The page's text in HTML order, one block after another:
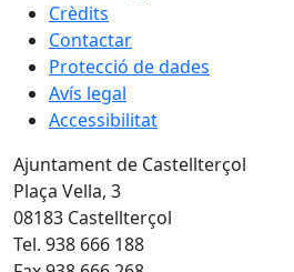
Crèdits
Contactar
Protecció de dades
Avís legal
Accessibilitat
Ajuntament de Castellterçol
Plaça Vella, 3
08183 Castellterçol
Tel. 938 666 188